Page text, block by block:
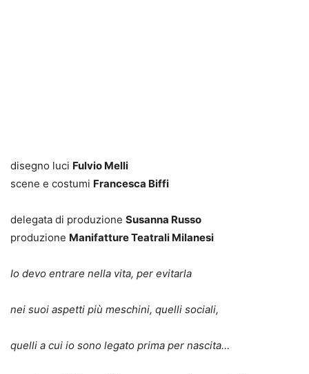
disegno luci Fulvio Melli
scene e costumi Francesca Biffi
delegata di produzione Susanna Russo
produzione Manifatture Teatrali Milanesi
Io devo entrare nella vita, per evitarla
nei suoi aspetti più meschini, quelli sociali,
quelli a cui io sono legato prima per nascita…